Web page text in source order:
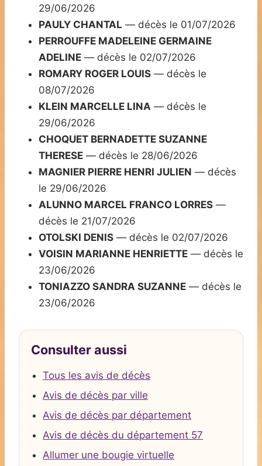
29/06/2026
PAULY CHANTAL — décès le 01/07/2026
PERROUFFE MADELEINE GERMAINE
ADELINE — décès le 02/07/2026
ROMARY ROGER LOUIS — décès le
08/07/2026
KLEIN MARCELLE LINA — décès le
29/06/2026
CHOQUET BERNADETTE SUZANNE
THERESE — décès le 28/06/2026
MAGNIER PIERRE HENRI JULIEN — décès
le 29/06/2026
ALUNNO MARCEL FRANCO LORRES —
décès le 21/07/2026
OTOLSKI DENIS — décès le 02/07/2026
VOISIN MARIANNE HENRIETTE — décès le
23/06/2026
TONIAZZO SANDRA SUZANNE — décès le
23/06/2026
Consulter aussi
Tous les avis de décès
Avis de décès par ville
Avis de décès par département
Avis de décès du département 57
Allumer une bougie virtuelle